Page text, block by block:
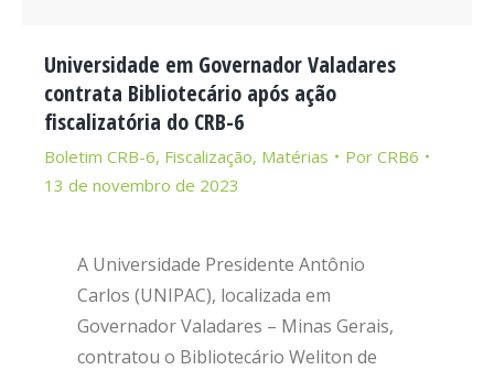
Universidade em Governador Valadares
contrata Bibliotecário após ação
fiscalizatória do CRB-6
Boletim CRB-6, Fiscalização, Matérias Por CRB6
13 de novembro de 2023
A Universidade Presidente Antônio
Carlos (UNIPAC), localizada em
Governador Valadares – Minas Gerais,
contratou o Bibliotecário Weliton de